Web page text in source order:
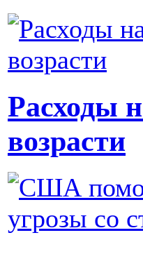
Расходы
возрасти